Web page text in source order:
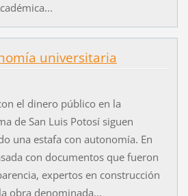
universitaria
el dinero público en la
de San Luis Potosí siguen
una estafa con autonomía. En
con documentos que fueron
expertos en construcción
obra denominada...